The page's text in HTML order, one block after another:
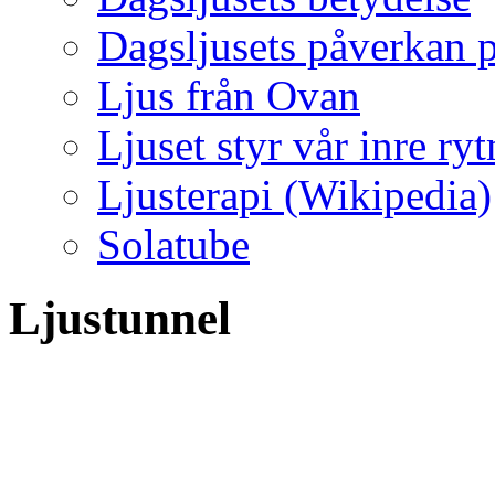
Dagsljusets påverkan
Ljus från Ovan
Ljuset styr vår inre
Ljusterapi (Wikipedia)
Solatube
Ljustunnel